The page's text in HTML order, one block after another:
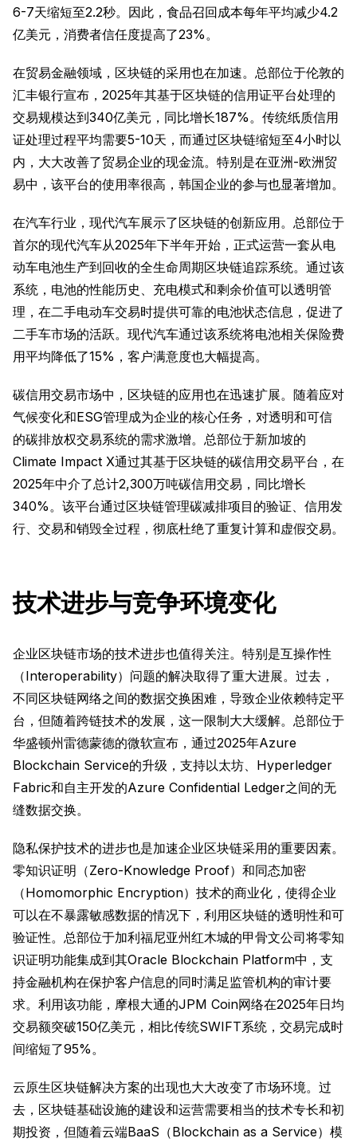
6-7天缩短至2.2秒。因此，食品召回成本每年平均减少4.2
亿美元，消费者信任度提高了23%。
在贸易金融领域，区块链的采用也在加速。总部位于伦敦的
汇丰银行宣布，2025年其基于区块链的信用证平台处理的
交易规模达到340亿美元，同比增长187%。传统纸质信用
证处理过程平均需要5-10天，而通过区块链缩短至4小时以
内，大大改善了贸易企业的现金流。特别是在亚洲-欧洲贸
易中，该平台的使用率很高，韩国企业的参与也显著增加。
在汽车行业，现代汽车展示了区块链的创新应用。总部位于
首尔的现代汽车从2025年下半年开始，正式运营一套从电
动车电池生产到回收的全生命周期区块链追踪系统。通过该
系统，电池的性能历史、充电模式和剩余价值可以透明管
理，在二手电动车交易时提供可靠的电池状态信息，促进了
二手车市场的活跃。现代汽车通过该系统将电池相关保险费
用平均降低了15%，客户满意度也大幅提高。
碳信用交易市场中，区块链的应用也在迅速扩展。随着应对
气候变化和ESG管理成为企业的核心任务，对透明和可信
的碳排放权交易系统的需求激增。总部位于新加坡的
Climate Impact X通过其基于区块链的碳信用交易平台，在
2025年中介了总计2,300万吨碳信用交易，同比增长
340%。该平台通过区块链管理碳减排项目的验证、信用发
行、交易和销毁全过程，彻底杜绝了重复计算和虚假交易。
技术进步与竞争环境变化
企业区块链市场的技术进步也值得关注。特别是互操作性
（Interoperability）问题的解决取得了重大进展。过去，
不同区块链网络之间的数据交换困难，导致企业依赖特定平
台，但随着跨链技术的发展，这一限制大大缓解。总部位于
华盛顿州雷德蒙德的微软宣布，通过2025年Azure
Blockchain Service的升级，支持以太坊、Hyperledger
Fabric和自主开发的Azure Confidential Ledger之间的无
缝数据交换。
隐私保护技术的进步也是加速企业区块链采用的重要因素。
零知识证明（Zero-Knowledge Proof）和同态加密
（Homomorphic Encryption）技术的商业化，使得企业
可以在不暴露敏感数据的情况下，利用区块链的透明性和可
验证性。总部位于加利福尼亚州红木城的甲骨文公司将零知
识证明功能集成到其Oracle Blockchain Platform中，支
持金融机构在保护客户信息的同时满足监管机构的审计要
求。利用该功能，摩根大通的JPM Coin网络在2025年日均
交易额突破150亿美元，相比传统SWIFT系统，交易完成时
间缩短了95%。
云原生区块链解决方案的出现也大大改变了市场环境。过
去，区块链基础设施的建设和运营需要相当的技术专长和初
期投资，但随着云端BaaS（Blockchain as a Service）模